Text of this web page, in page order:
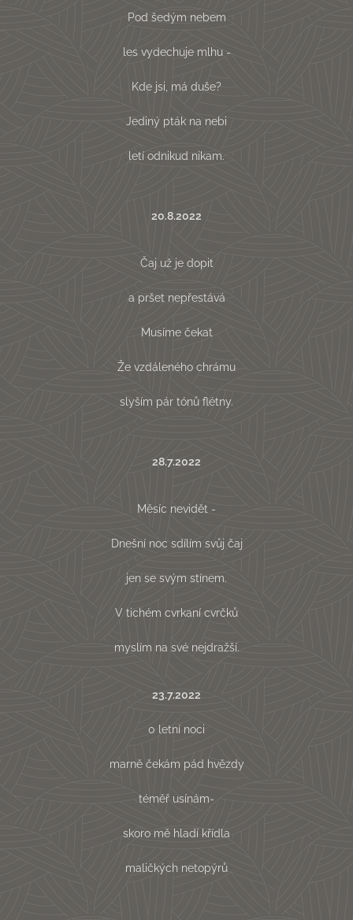
Pod šedým nebem
les vydechuje mlhu -
Kde jsi, má duše?
Jediný pták na nebi
letí odnikud nikam.
20.8.2022
Čaj už je dopit
a pršet nepřestává
Musíme čekat
Že vzdáleného chrámu
slyším pár tónů flétny.
28.7.2022
Měsíc nevidět -
Dnešní noc sdílím svůj čaj
jen se svým stínem.
V tichém cvrkaní cvrčků
myslím na své nejdražší.
23.7.2022
0 letní noci
marně čekám pád hvězdy
téměř usínám-
skoro mě hladí křídla
maličkých netopýrů